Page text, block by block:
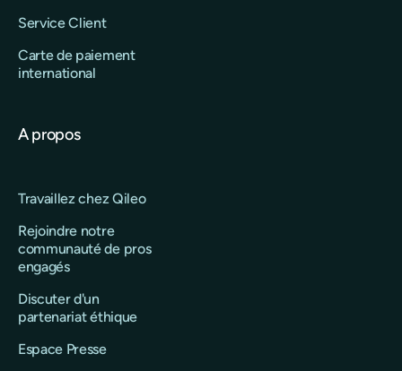
Service Client
Carte de paiement
international
A propos
Travaillez chez Qileo
Rejoindre notre
communauté de pros
engagés
Discuter d'un
partenariat éthique
Espace Presse